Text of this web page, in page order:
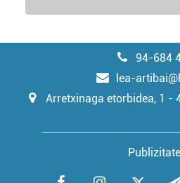
94-684
lea-
Arretxinaga etorbidea, 1 -